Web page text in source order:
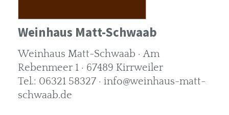
Weinhaus Matt-Schwaab
Weinhaus Matt-Schwaab · Am
Rebenmeer 1 · 67489 Kirrweiler
Tel.: 06321 58327 · info@weinhaus-matt-
schwaab.de